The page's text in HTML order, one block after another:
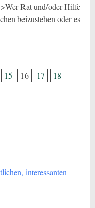
Rat und/oder Hilfe
beizustehen oder es
15 16 17
18
interessanten